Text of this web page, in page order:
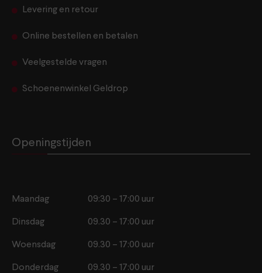
Levering en retour
Online bestellen en betalen
Veelgestelde vragen
Schoenenwinkel Geldrop
Openingstijden
Maandag 09:30 – 17:00 uur
Dinsdag 09.30 – 17:00 uur
Woensdag 09.30 – 17:00 uur
Donderdag 09.30 – 17:00 uur